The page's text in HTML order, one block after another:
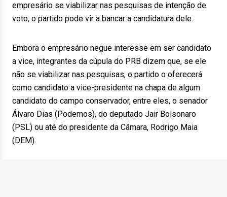
empresário se viabilizar nas pesquisas de intenção de
voto, o partido pode vir a bancar a candidatura dele.
Embora o empresário negue interesse em ser candidato
a vice, integrantes da cúpula do PRB dizem que, se ele
não se viabilizar nas pesquisas, o partido o oferecerá
como candidato a vice-presidente na chapa de algum
candidato do campo conservador, entre eles, o senador
Álvaro Dias (Podemos), do deputado Jair Bolsonaro
(PSL) ou até do presidente da Câmara, Rodrigo Maia
(DEM).